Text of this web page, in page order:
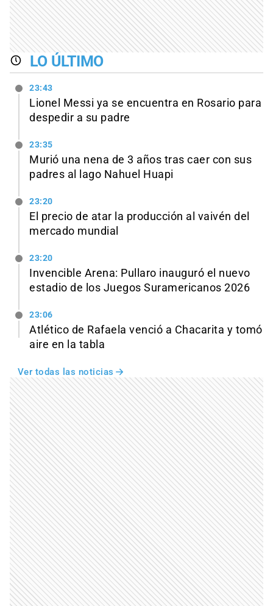
LO ÚLTIMO
23:43
Lionel Messi ya se encuentra en Rosario para
despedir a su padre
23:35
Murió una nena de 3 años tras caer con sus
padres al lago Nahuel Huapi
23:20
El precio de atar la producción al vaivén del
mercado mundial
23:20
Invencible Arena: Pullaro inauguró el nuevo
estadio de los Juegos Suramericanos 2026
23:06
Atlético de Rafaela venció a Chacarita y tomó
aire en la tabla
Ver todas las noticias